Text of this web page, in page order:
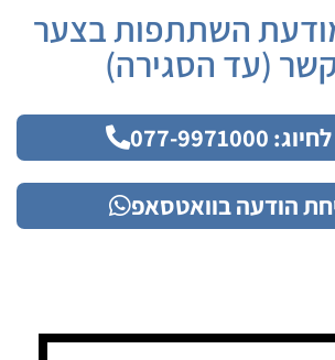
השתתפות בצער
(עד הסגירה)
9971000
הודעה בוואטסאפ